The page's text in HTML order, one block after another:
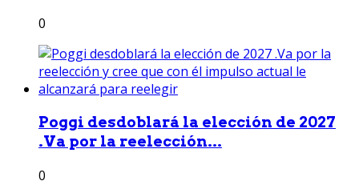
0
Poggi desdoblará la elección de 2027
.Va por la reelección...
0